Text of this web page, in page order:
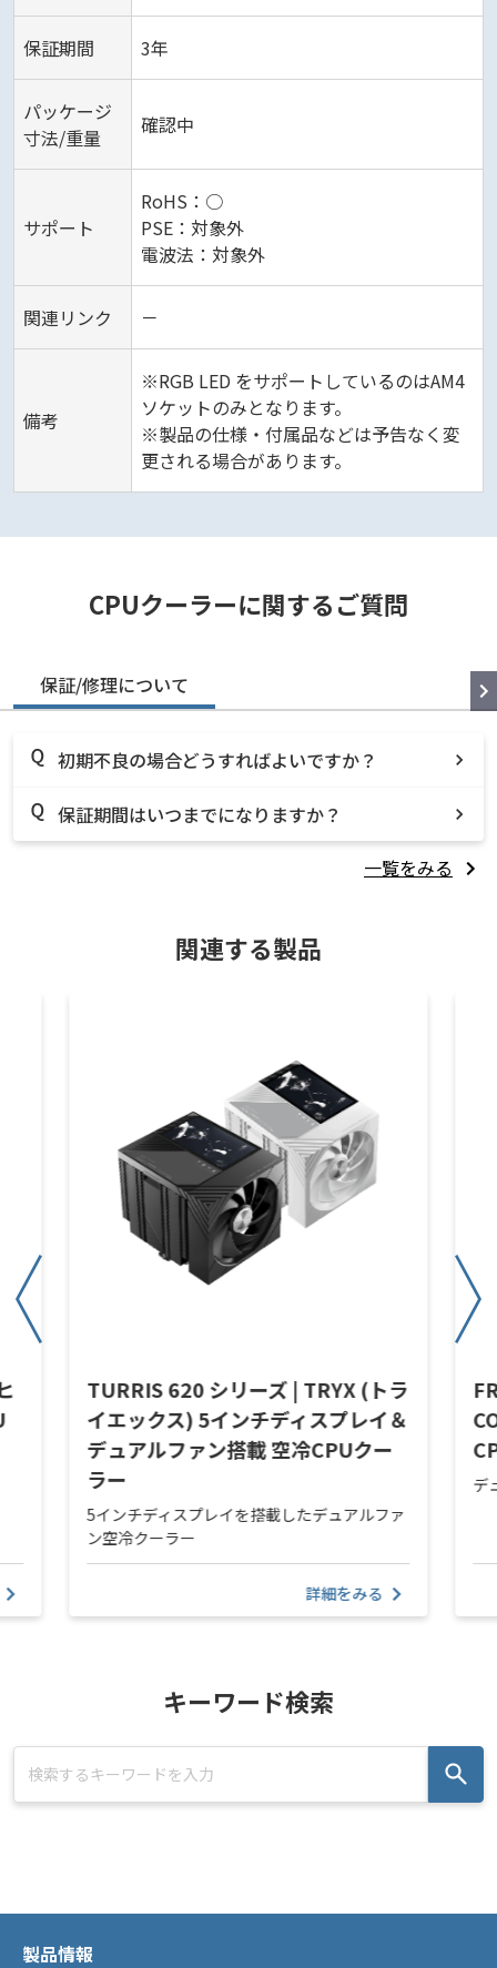
保証期間 3年
パッケージ
寸法/重量
確認中
サポート
RoHS：○
PSE：対象外
電波法：対象外
関連リンク －
備考
※RGB LED をサポートしているのはAM4
ソケットのみとなります。
※製品の仕様・付属品などは予告なく変
更される場合があります。
CPUクーラーに関するご質問
保証/修理について
初期不良の場合どうすればよいですか？
保証期間はいつまでになりますか？
一覧をみる
関連する製品
TURRIS 620 シリーズ | TRYX (トラ
イエックス) 5インチディスプレイ＆
デュアルファン搭載 空冷CPUクー
ラー
5インチディスプレイを搭載したデュアルファ
ン空冷クーラー
詳細をみる
デ
キーワード検索
製品情報